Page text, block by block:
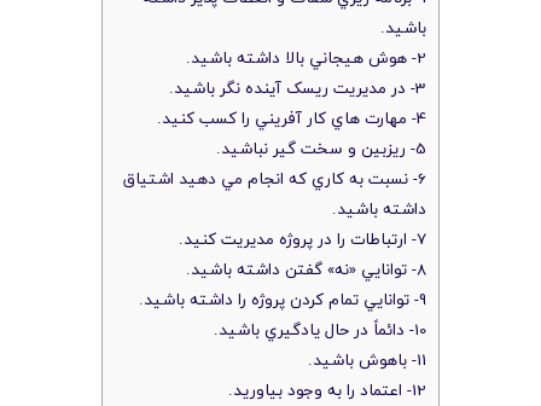
باشيد.
2- هوش هيجاني بالا داشته باشيد.
3- در مديريت ريسک آينده نگر باشيد.
4- مهارت هاي کار آفريني را کسب کنيد.
5- ريزبين و سخت گير نباشيد.
6- نسبت به کاري که انجام مي دهيد اشتياق
داشته باشيد.
7- ارتباطات را در پروژه مديريت کنيد.
8- توانايي «نه» گفتن داشته باشيد.
9- توانايي تمام کردن پروژه را داشته باشيد.
10- دائماً در حال يادگيري باشيد.
11- باهوش باشيد.
12- اعتماد را به وجود بياوريد.